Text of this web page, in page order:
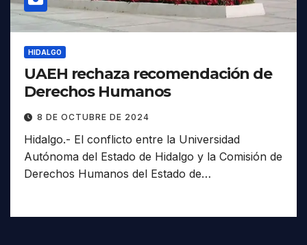
HIDALGO
UAEH rechaza recomendación de
Derechos Humanos
8 DE OCTUBRE DE 2024
Hidalgo.- El conflicto entre la Universidad
Autónoma del Estado de Hidalgo y la Comisión de
Derechos Humanos del Estado de…